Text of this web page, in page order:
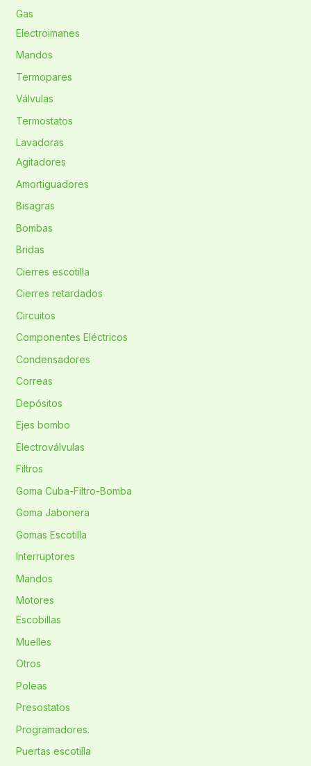
Gas
Electroimanes
Mandos
Termopares
Válvulas
Termostatos
Lavadoras
Agitadores
Amortiguadores
Bisagras
Bombas
Bridas
Cierres escotilla
Cierres retardados
Circuitos
Componentes Eléctricos
Condensadores
Correas
Depósitos
Ejes bombo
Electroválvulas
Filtros
Goma Cuba-Filtro-Bomba
Goma Jabonera
Gomas Escotilla
Interruptores
Mandos
Motores
Escobillas
Muelles
Otros
Poleas
Presostatos
Programadores.
Puertas escotilla